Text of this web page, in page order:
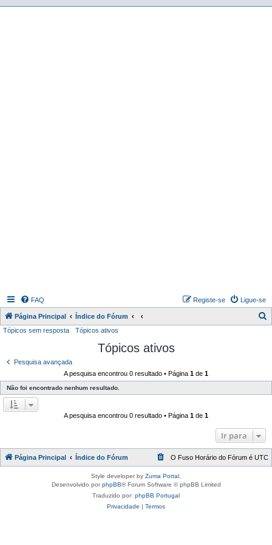
FAQ Ligue-se
Registe-se
Página Principal Índice do Fórum
Tópicos sem resposta Tópicos ativos
Tópicos ativos
Pesquisa avançada
A pesquisa encontrou 0 resultado • Página 1 de 1
Não foi encontrado nenhum resultado.
A pesquisa encontrou 0 resultado • Página 1 de 1
Ir para
Página Principal Índice do Fórum O Fuso Horário do Fórum é UTC
Style developer by Zuma Portal
Desenvolvido porphpBB® Forum Software © phpBB Limited
Traduzido por: phpBB Portugal
Privacidade | Termos